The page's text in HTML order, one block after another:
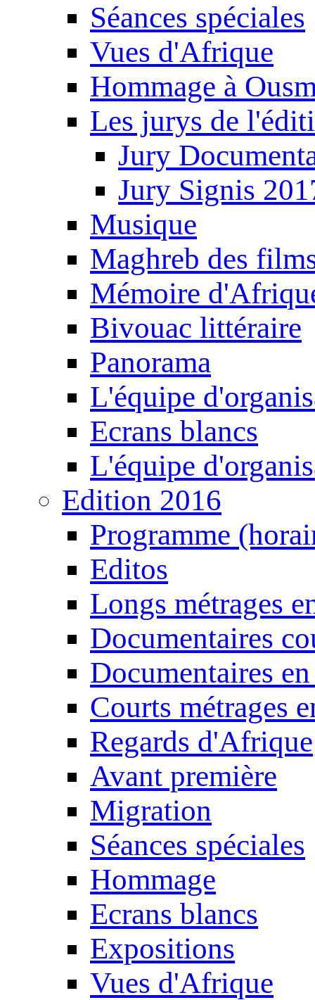
Séances spéciales
Vues d'Afrique
Hommage à
Les jurys de
Jury
Jury Signis
Musique
Maghreb des
Mémoire
Bivouac littéraire
Panorama
L'équipe
Ecrans blancs
L'équipe
Edition 2016
Programme
Editos
Longs métrages
Documentaires
Documentaires
Courts métrages
Regards d'Afrique
Avant première
Migration
Séances spéciales
Hommage
Ecrans blancs
Expositions
Vues d'Afrique